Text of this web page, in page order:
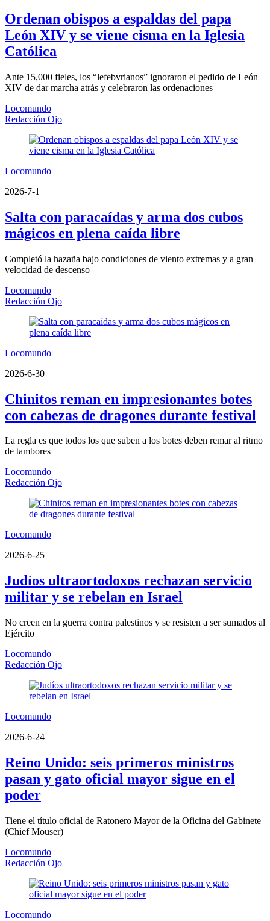
Ordenan obispos a espaldas del papa
León XIV y se viene cisma en la Iglesia
Católica
Ante 15,000 fieles, los “lefebvrianos” ignoraron el pedido de León
XIV de dar marcha atrás y celebraron las ordenaciones
Locomundo
Redacción Ojo
Locomundo
2026-7-1
Salta con paracaídas y arma dos cubos
mágicos en plena caída libre
Completó la hazaña bajo condiciones de viento extremas y a gran
velocidad de descenso
Locomundo
Redacción Ojo
Locomundo
2026-6-30
Chinitos reman en impresionantes botes
con cabezas de dragones durante festival
La regla es que todos los que suben a los botes deben remar al ritmo
de tambores
Locomundo
Redacción Ojo
Locomundo
2026-6-25
Judíos ultraortodoxos rechazan servicio
militar y se rebelan en Israel
No creen en la guerra contra palestinos y se resisten a ser sumados al
Ejército
Locomundo
Redacción Ojo
Locomundo
2026-6-24
Reino Unido: seis primeros ministros
pasan y gato oficial mayor sigue en el
poder
Tiene el título oficial de Ratonero Mayor de la Oficina del Gabinete
(Chief Mouser)
Locomundo
Redacción Ojo
Locomundo